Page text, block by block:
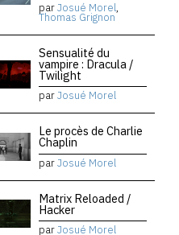
parJosué Morel,
Thomas Grignon
Sensualité du
vampire : Dracula /
Twilight
parJosué Morel
Le procès de Charlie
Chaplin
parJosué Morel
Matrix Reloaded /
Hacker
parJosué Morel